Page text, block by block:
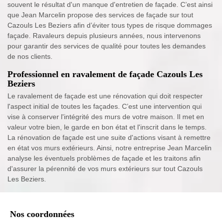
souvent le résultat d'un manque d'entretien de façade. C’est ainsi
que Jean Marcelin propose des services de façade sur tout
Cazouls Les Beziers afin d’éviter tous types de risque dommages
façade. Ravaleurs depuis plusieurs années, nous intervenons
pour garantir des services de qualité pour toutes les demandes
de nos clients.
Professionnel en ravalement de façade Cazouls Les
Beziers
Le ravalement de façade est une rénovation qui doit respecter
l'aspect initial de toutes les façades. C’est une intervention qui
vise à conserver l'intégrité des murs de votre maison. Il met en
valeur votre bien, le garde en bon état et l'inscrit dans le temps.
La rénovation de façade est une suite d'actions visant à remettre
en état vos murs extérieurs. Ainsi, notre entreprise Jean Marcelin
analyse les éventuels problèmes de façade et les traitons afin
d'assurer la pérennité de vos murs extérieurs sur tout Cazouls
Les Beziers.
Nos coordonnées